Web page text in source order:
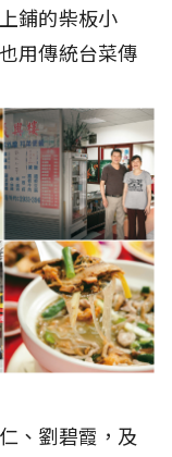
鋪的柴板小
用傳統台菜傳
、劉碧霞，及